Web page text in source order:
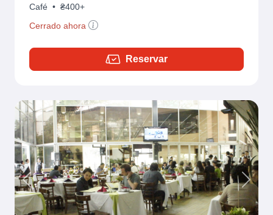
Café • ₴400+
Cerrado ahora
Reservar
Previous Next